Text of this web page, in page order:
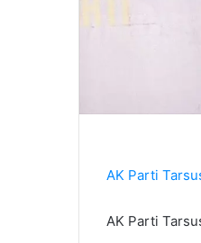
AK Parti
AK Parti